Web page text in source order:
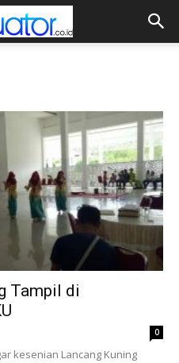
Tampil di
0
kesenian Lancang Kuning